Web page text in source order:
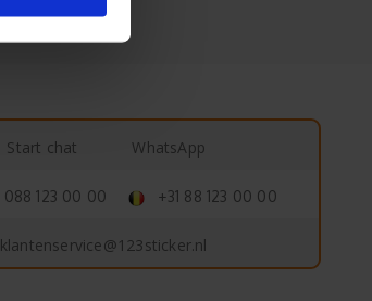
Start chat WhatsApp
088 123 00 00 +31 88 123 00 00
klantenservice@123sticker.nl